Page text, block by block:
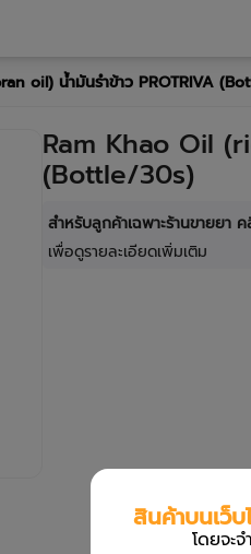
oil) น้ำมันรำข้าว PROTRIVA
Ram Khao Oil
(Bottle/30s)
สำหรับลูกค้าเฉพาะร้านขายยา
เพื่อดูรายละเอียดเพิ่มเติม
สินค้าบนเว็
โดยจะ